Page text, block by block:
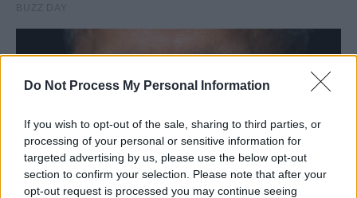
Do Not Process My Personal Information
If you wish to opt-out of the sale, sharing to third parties, or
processing of your personal or sensitive information for
targeted advertising by us, please use the below opt-out
section to confirm your selection. Please note that after your
opt-out request is processed you may continue seeing